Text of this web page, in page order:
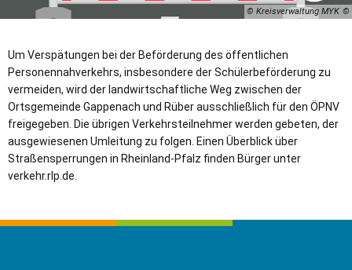
© Kreisverwaltung MYK
Um Verspätungen bei der Beförderung des öffentlichen
Personennahverkehrs, insbesondere der Schülerbeförderung zu
vermeiden, wird der landwirtschaftliche Weg zwischen der
Ortsgemeinde Gappenach und Rüber ausschließlich für den ÖPNV
freigegeben. Die übrigen Verkehrsteilnehmer werden gebeten, der
ausgewiesenen Umleitung zu folgen. Einen Überblick über
Straßensperrungen in Rheinland-Pfalz finden Bürger unter
verkehr.rlp.de.